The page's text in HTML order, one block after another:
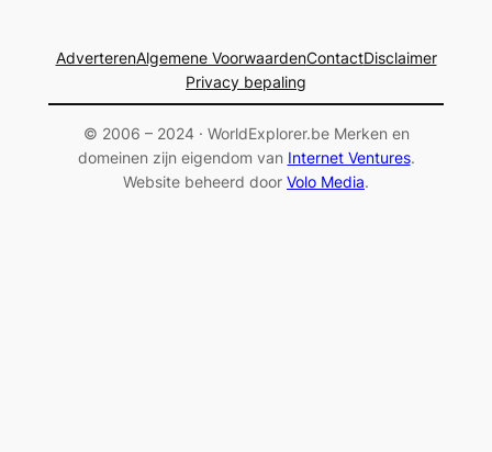
AdverterenAlgemene VoorwaardenContactDisclaimer
Privacy bepaling
© 2006 – 2024 · WorldExplorer.be Merken en
domeinen zijn eigendom van Internet Ventures.
Website beheerd door Volo Media.